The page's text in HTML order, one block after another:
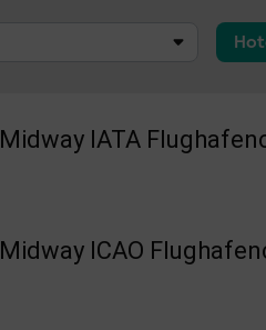
IATA
ICAO